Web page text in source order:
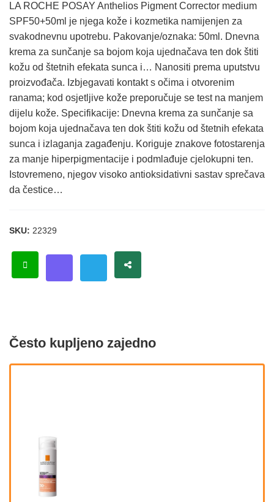
LA ROCHE POSAY Anthelios Pigment Corrector medium
SPF50+50ml je njega kože i kozmetika namijenjen za
svakodnevnu upotrebu. Pakovanje/oznaka: 50ml. Dnevna
krema za sunčanje sa bojom koja ujednačava ten dok štiti
kožu od štetnih efekata sunca i… Nanositi prema uputstvu
proizvođača. Izbjegavati kontakt s očima i otvorenim
ranama; kod osjetljive kože preporučuje se test na manjem
dijelu kože. Specifikacije: Dnevna krema za sunčanje sa
bojom koja ujednačava ten dok štiti kožu od štetnih efekata
sunca i izlaganja zagađenju. Koriguje znakove fotostarenja
za manje hiperpigmentacije i podmlađuje cjelokupni ten.
Istovremeno, njegov visoko antioksidativni sastav sprečava
da čestice…
SKU: 22329
Često kupljeno zajedno